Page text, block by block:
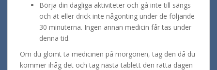
Börja din dagliga aktiviteter och gå inte till sängs
och ät eller drick inte någonting under de följande
30 minuterna. Ingen annan medicin får tas under
denna tid.
Om du glömt ta medicinen på morgonen, tag den då du
kommer ihåg det och tag nästa tablett den rätta dagen